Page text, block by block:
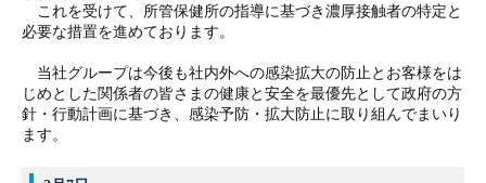
これを受けて、所管保健所の指導に基づき濃厚接触者の特定と
必要な措置を進めております。
当社グループは今後も社内外への感染拡大の防止とお客様をは
じめとした関係者の皆さまの健康と安全を最優先として政府の方
針・行動計画に基づき、感染予防・拡大防止に取り組んでまいり
ます。